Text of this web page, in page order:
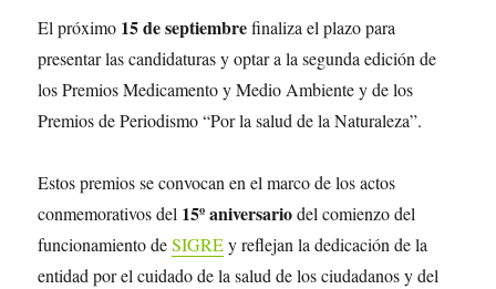
El próximo 15 de septiembrefinaliza el plazo para
presentar las candidaturas y optar a la segunda edición de
los Premios Medicamento y Medio Ambiente y de los
Premios de Periodismo “Por la salud de la Naturaleza”.
Estos premios se convocan en el marco de los actos
conmemorativos del 15º aniversariodel comienzo del
funcionamiento deSIGREy reflejan la dedicación de la
entidad por el cuidado de la salud de los ciudadanos y del